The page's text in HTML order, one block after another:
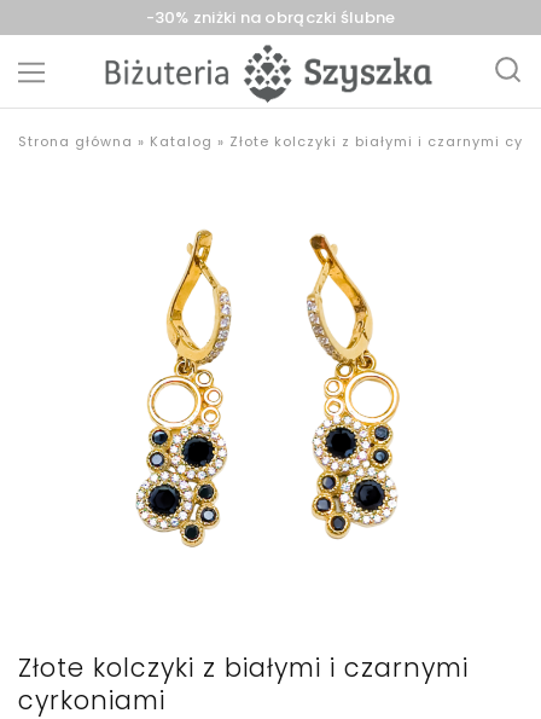
-30% zniżki na obrączki ślubne
Szyszka
z
Strona główna » Katalog » Złote kolczyki z białymi i czarnymi
Złote kolczyki z białymi i czarnymi
cyrkoniami